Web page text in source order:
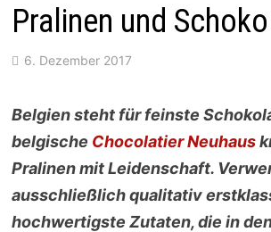
Pralinen und
6. Dezember 2017
Belgien steht für feinste
belgische Chocolatier Neuhaus
Pralinen mit Leidenschaft.
ausschließlich qualitativ
hochwertigste Zutaten, die in